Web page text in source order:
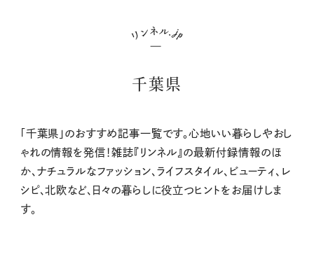
千葉県
「千葉県」のおすすめ記事一覧です。心地いい暮らしやおし
ゃれの情報を発信！雑誌『リンネル』の最新付録情報のほ
か、ナチュラルなファッション、ライフスタイル、ビューティ、レ
シピ、北欧など、日々の暮らしに役立つヒントをお届けしま
す。